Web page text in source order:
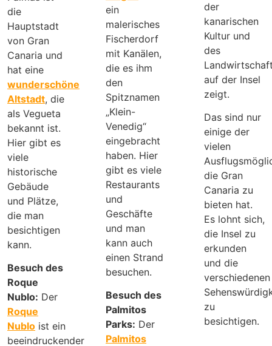
die
Hauptstadt
von Gran
Canaria und
hat eine
wunderschöne
Altstadt, die
als Vegueta
bekannt ist.
Hier gibt es
viele
historische
Gebäude
und Plätze,
die man
besichtigen
kann.
Besuch des
Roque
Nublo: Der
Roque
Nublo ist ein
beeindruckender
ein
malerisches
Fischerdorf
mit Kanälen,
die es ihm
den
Spitznamen
„Klein-
Venedig“
eingebracht
haben. Hier
gibt es viele
Restaurants
und
Geschäfte
und man
kann auch
einen Strand
besuchen.
Besuch des
Palmitos
Parks: Der
Palmitos
der
kanarischen
Kultur und
des
auf der Insel
zeigt.
Das sind nur
einige der
vielen
die Gran
Canaria zu
bieten hat.
Es lohnt sich,
die Insel zu
erkunden
und die
verschiedenen
zu
besichtigen.